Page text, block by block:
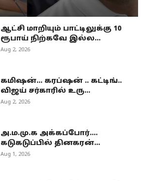
ஆட்சி மாறியும் பாட்டிலுக்கு 10
ரூபாய் நிற்கவே இல்ல...
Aug 2, 2026
கமிஷன்... கரப்ஷன் .. கட்டிங்..
விஜய் சர்காரில் உரு...
Aug 2, 2026
அ.ம.மு.க அக்கப்போர்....
கடுகடுப்பில் தினகரன்...
Aug 1, 2026